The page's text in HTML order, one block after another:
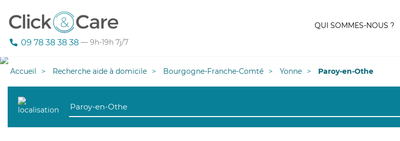
09 78 38 38 38 — 9h-19h 7j/7
QUI SOMMES-NOUS ?
Accueil Recherche aide à domicile Bourgogne-Franche-Comté Yonne Paroy-en-Othe